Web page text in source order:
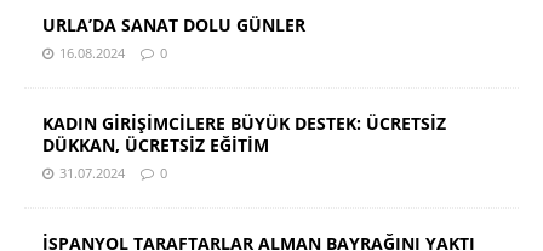
URLA’DA SANAT DOLU GÜNLER
16.08.2024 0
KADIN GİRİŞİMCİLERE BÜYÜK DESTEK: ÜCRETSİZ
DÜKKAN, ÜCRETSİZ EĞİTİM
31.07.2024 0
İSPANYOL TARAFTARLAR ALMAN BAYRAĞINI YAKTI